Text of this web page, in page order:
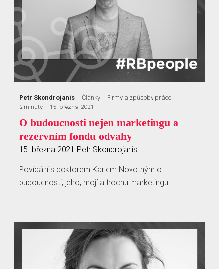
Petr Skondrojanis Články
Firmy a způsoby práce
2 minuty
15. března 2021
O budoucnosti nejen marketingu a
rezervním fondu odvahy
15. března 2021 Petr Skondrojanis
Povídání s doktorem Karlem Novotným o
budoucnosti, jeho, mojí a trochu marketingu.